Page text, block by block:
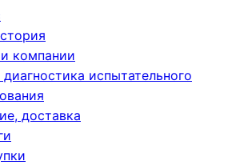
компании
испытательного
доставка